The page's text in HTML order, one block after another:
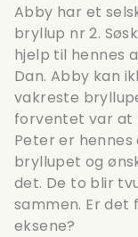
Abby har et
bryllup nr 2.
hjelp til hennes
Dan. Abby kan
vakreste
forventet var at
Peter er
bryllupet og
det. De to blir
sammen. Er
eksene?